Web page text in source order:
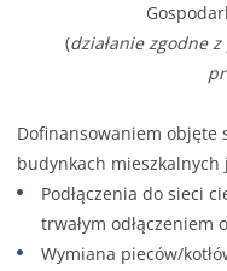
(działanie zgodne
Dofinansowaniem objęte
budynkach
Podłączenia do sieci
trwałym odłączeniem
Wymiana pieców/